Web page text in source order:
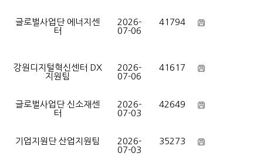
글로벌사업단 에너지센
터
2026-
07-06
41794
강원디지털혁신센터 DX
지원팀
2026-
07-06
41617
글로벌사업단 신소재센
터
2026-
07-03
42649
기업지원단 산업지원팀
2026-
07-03
35273